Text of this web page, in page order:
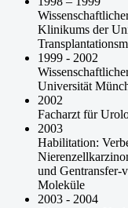
Klinikums der
1999 - 2002
Universität
2002
Facharzt für
2003
Habilitation:
und Gentransfer-
Moleküle
2003 - 2004